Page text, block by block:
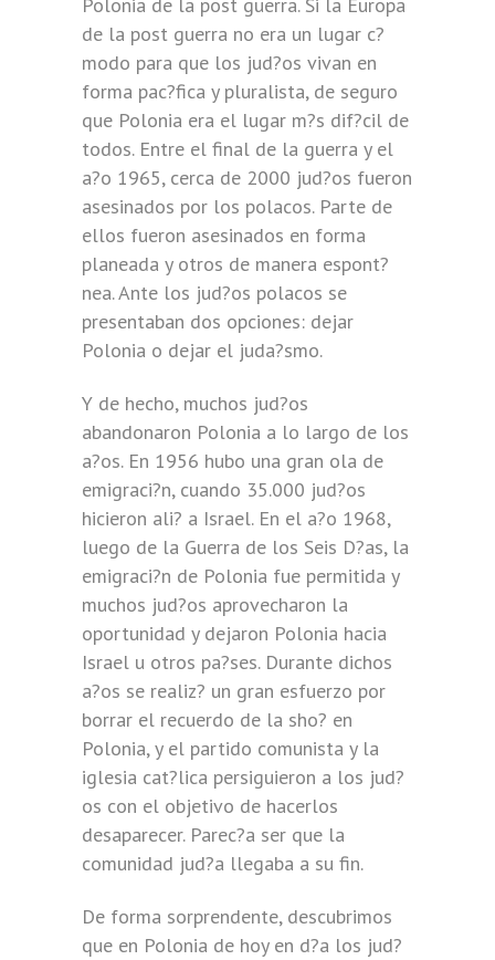
de la post guerra no era un lugar c?
modo para que los jud?os vivan en
forma pac?fica y pluralista, de seguro
que Polonia era el lugar m?s dif?cil de
todos. Entre el final de la guerra y el
a?o 1965, cerca de 2000 jud?os fueron
asesinados por los polacos. Parte de
ellos fueron asesinados en forma
planeada y otros de manera espont?
nea. Ante los jud?os polacos se
presentaban dos opciones: dejar
Polonia o dejar el juda?smo.
Y de hecho, muchos jud?os
abandonaron Polonia a lo largo de los
a?os. En 1956 hubo una gran ola de
emigraci?n, cuando 35.000 jud?os
hicieron ali? a Israel. En el a?o 1968,
luego de la Guerra de los Seis D?as, la
emigraci?n de Polonia fue permitida y
muchos jud?os aprovecharon la
oportunidad y dejaron Polonia hacia
Israel u otros pa?ses. Durante dichos
a?os se realiz? un gran esfuerzo por
borrar el recuerdo de la sho? en
Polonia, y el partido comunista y la
iglesia cat?lica persiguieron a los jud?
os con el objetivo de hacerlos
desaparecer. Parec?a ser que la
comunidad jud?a llegaba a su fin.
De forma sorprendente, descubrimos
que en Polonia de hoy en d?a los jud?